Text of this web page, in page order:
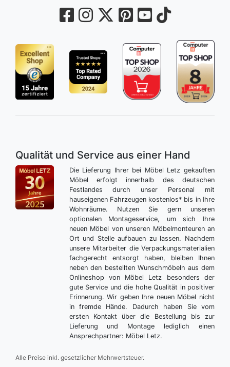
Qualität und Service aus einer Hand
Die Lieferung Ihrer bei Möbel Letz gekauften
Möbel erfolgt innerhalb des deutschen
Festlandes durch unser Personal mit
hauseigenen Fahrzeugen kostenlos* bis in Ihre
Wohnräume. Nutzen Sie gern unseren
optionalen Montageservice, um sich Ihre
neuen Möbel von unseren Möbelmonteuren an
Ort und Stelle aufbauen zu lassen. Nachdem
unsere Mitarbeiter die Verpackungsmaterialien
fachgerecht entsorgt haben, bleiben Ihnen
neben den bestellten Wunschmöbeln aus dem
Onlineshop von Möbel Letz besonders der
gute Service und die hohe Qualität in positiver
Erinnerung. Wir geben Ihre neuen Möbel nicht
in fremde Hände. Dadurch haben Sie vom
ersten Kontakt über die Bestellung bis zur
Lieferung und Montage lediglich einen
Ansprechpartner: Möbel Letz.
Alle Preise inkl. gesetzlicher Mehrwertsteuer.